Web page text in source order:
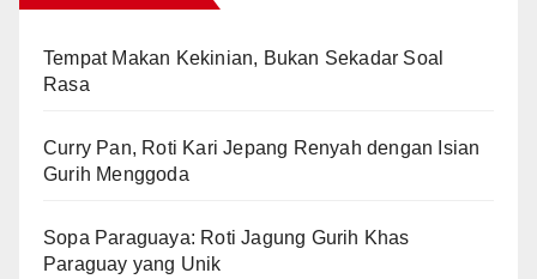
Tempat Makan Kekinian, Bukan Sekadar Soal
Rasa
Curry Pan, Roti Kari Jepang Renyah dengan Isian
Gurih Menggoda
Sopa Paraguaya: Roti Jagung Gurih Khas
Paraguay yang Unik